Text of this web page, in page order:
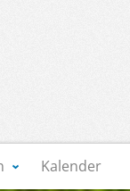
Kalender